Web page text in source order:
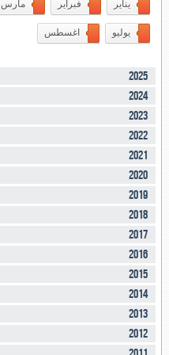
يناير فبراير مارس
يوليو اغسطس
2025
2024
2023
2022
2021
2020
2019
2018
2017
2016
2015
2014
2013
2012